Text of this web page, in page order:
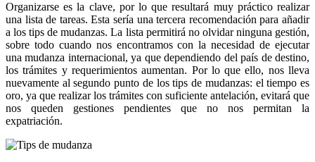
Organizarse es la clave, por lo que resultará muy práctico realizar
una lista de tareas. Esta sería una tercera recomendación para añadir
a los tips de mudanzas. La lista permitirá no olvidar ninguna gestión,
sobre todo cuando nos encontramos con la necesidad de ejecutar
una mudanza internacional, ya que dependiendo del país de destino,
los trámites y requerimientos aumentan. Por lo que ello, nos lleva
nuevamente al segundo punto de los tips de mudanzas: el tiempo es
oro, ya que realizar los trámites con suficiente antelación, evitará que
nos queden gestiones pendientes que no nos permitan la
expatriación.